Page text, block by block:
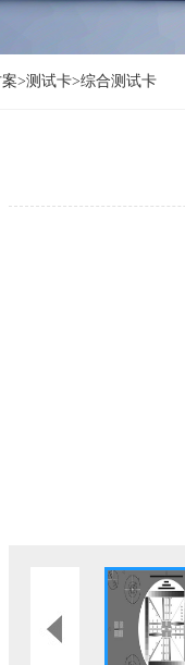
>测试卡>综合测试卡